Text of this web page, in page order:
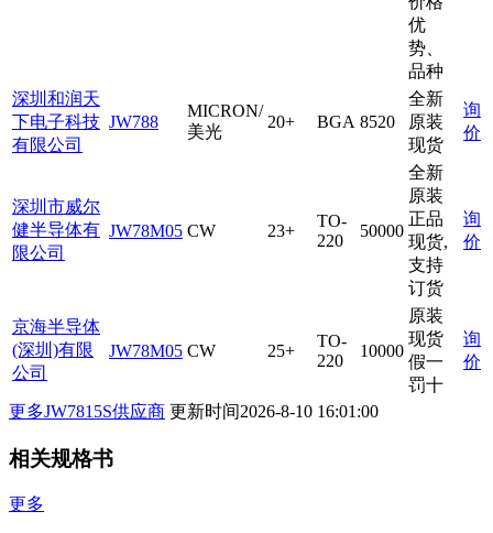
优
势、
品种
深圳和润天
下电子科技
有限公司
JW788
MICRON/
美光
20+ BGA 8520
全新
原装
现货
询
价
深圳市威尔
健半导体有
限公司
JW78M05 CW 23+
TO-
220
50000
全新
原装
正品
现货,
支持
订货
询
价
京海半导体
(深圳)有限
公司
JW78M05 CW 25+
TO-
220
10000
原装
现货
假一
罚十
询
价
更多JW7815S供应商 更新时间2026-8-10 16:01:00
相关规格书
更多